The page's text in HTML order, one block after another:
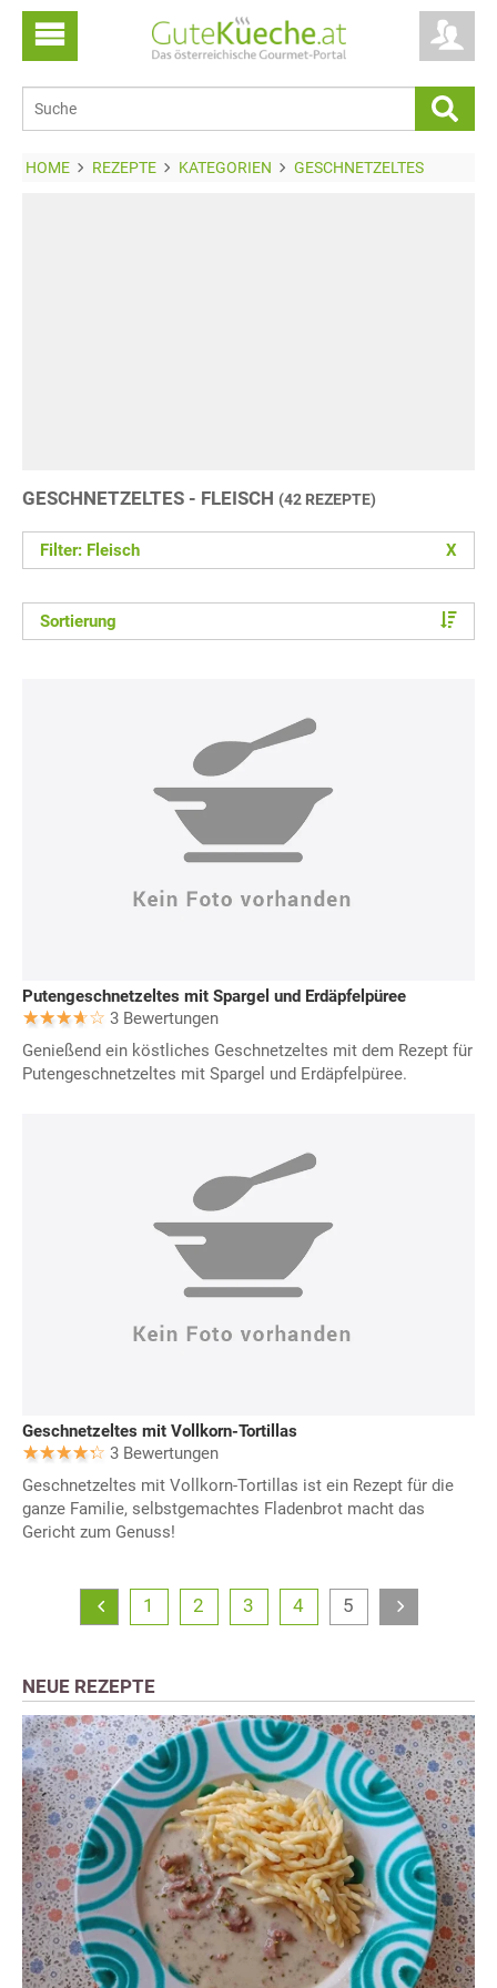
HOME REZEPTE KATEGORIEN GESCHNETZELTES
GESCHNETZELTES - FLEISCH (42 REZEPTE)
Filter: Fleisch X
Sortierung
Putengeschnetzeltes mit Spargel und Erdäpfelpüree
3 Bewertungen
Genießend ein köstliches Geschnetzeltes mit dem Rezept für
Putengeschnetzeltes mit Spargel und Erdäpfelpüree.
Geschnetzeltes mit Vollkorn-Tortillas
3 Bewertungen
Geschnetzeltes mit Vollkorn-Tortillas ist ein Rezept für die
ganze Familie, selbstgemachtes Fladenbrot macht das
Gericht zum Genuss!
1 2 3 4 5
NEUE REZEPTE